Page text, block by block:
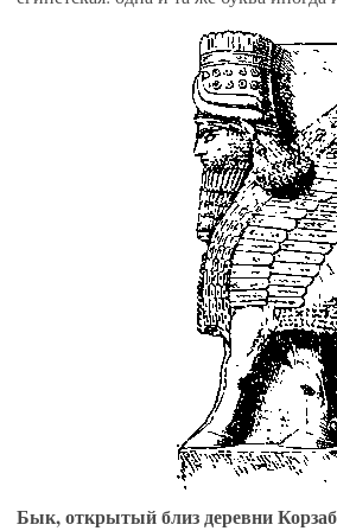
Бык, открытый близ деревни